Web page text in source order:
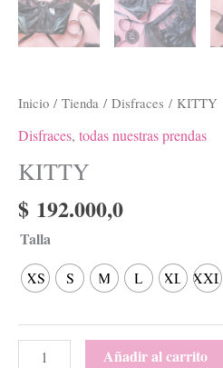
Inicio / Tienda / Disfraces / KITTY
Disfraces, todas nuestras prendas
KITTY
$ 192.000,0
Talla
XS S M L XL XXL
Añadir al carrito